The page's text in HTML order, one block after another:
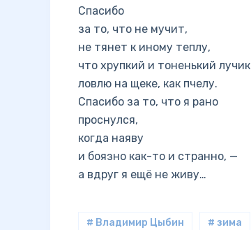
Спасибо
за то, что не мучит,
не тянет к иному теплу,
что хрупкий и тоненький лучик
ловлю на щеке, как пчелу.
Спасибо за то, что я рано
проснулся,
когда наяву
и боязно как-то и странно, —
а вдруг я ещё не живу…
# Владимир Цыбин # зима